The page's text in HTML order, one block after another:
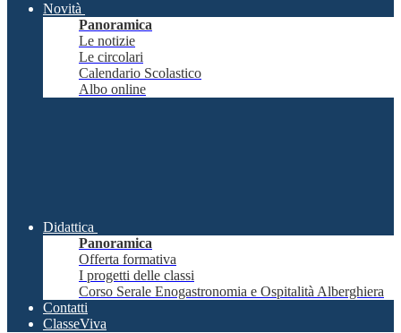
Novità
Panoramica
Le notizie
Le circolari
Calendario Scolastico
Albo online
Didattica
Panoramica
Offerta formativa
I progetti delle classi
Corso Serale Enogastronomia e Ospitalità Alberghiera
Contatti
ClasseViva